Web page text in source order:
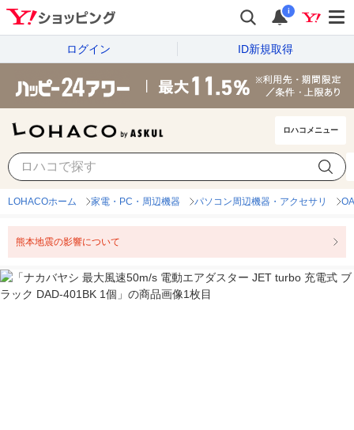
i
ログイン ID新規取得
ロハコメニュー
LOHACOホーム 家電・PC・周辺機器 パソコン周辺機器・アクセサリ
熊本地震の影響について